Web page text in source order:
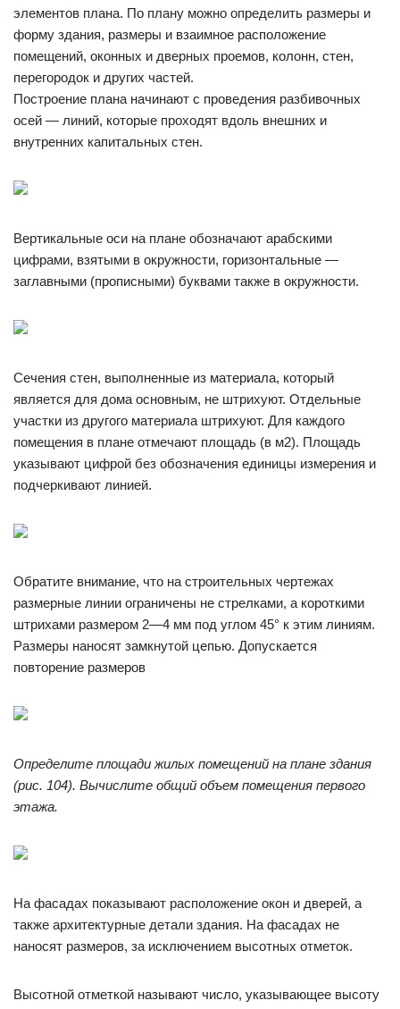
элементов плана. По плану можно определить размеры и
форму здания, размеры и взаимное расположение
помещений, оконных и дверных проемов, колонн, стен,
перегородок и других частей.
Построение плана начинают с проведения разбивочных
осей — линий, которые проходят вдоль внешних и
внутренних капитальных стен.
Вертикальные оси на плане обозначают арабскими
цифрами, взятыми в окружности, горизонтальные —
заглавными (прописными) буквами также в окружности.
Сечения стен, выполненные из материала, который
является для дома основным, не штрихуют. Отдельные
участки из другого материала штрихуют. Для каждого
помещения в плане отмечают площадь (в м2). Площадь
указывают цифрой без обозначения единицы измерения и
подчеркивают линией.
Обратите внимание, что на строительных чертежах
размерные линии ограничены не стрелками, а короткими
штрихами размером 2—4 мм под углом 45° к этим линиям.
Размеры наносят замкнутой цепью. Допускается
повторение размеров
Определите площади жилых помещений на плане здания
(рис. 104). Вычислите общий объем помещения первого
этажа.
На фасадах показывают расположение окон и дверей, а
также архитектурные детали здания. На фасадах не
наносят размеров, за исключением высотных отметок.
Высотной отметкой называют число, указывающее высоту